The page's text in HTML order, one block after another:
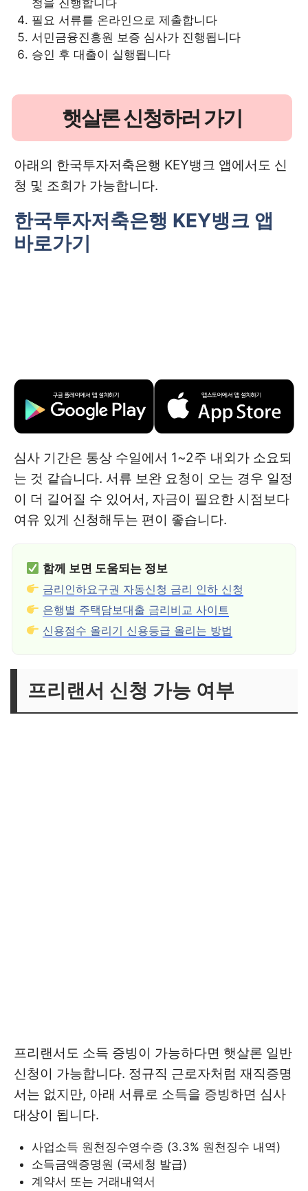
필요 서류를 온라인으로 제출합니다
서민금융진흥원 보증 심사가 진행됩니다
승인 후 대출이 실행됩니다
햇살론 신청하러 가기
아래의 한국투자저축은행 KEY뱅크 앱에서도 신
청 및 조회가 가능합니다.
한국투자저축은행 KEY뱅크 앱
바로가기
심사 기간은 통상 수일에서 1~2주 내외가 소요되
는 것 같습니다. 서류 보완 요청이 오는 경우 일정
이 더 길어질 수 있어서, 자금이 필요한 시점보다
여유 있게 신청해두는 편이 좋습니다.
함께 보면 도움되는 정보
금리인하요구권 자동신청 금리 인하 신청
은행별 주택담보대출 금리비교 사이트
신용점수 올리기 신용등급 올리는 방법
프리랜서 신청 가능 여부
프리랜서도 소득 증빙이 가능하다면 햇살론 일반
신청이 가능합니다. 정규직 근로자처럼 재직증명
서는 없지만, 아래 서류로 소득을 증빙하면 심사
대상이 됩니다.
사업소득 원천징수영수증 (3.3% 원천징수 내역)
소득금액증명원 (국세청 발급)
계약서 또는 거래내역서